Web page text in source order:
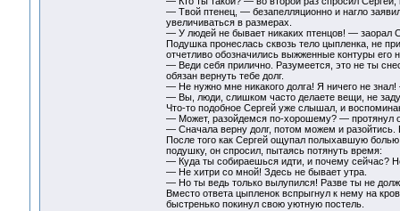
— Твой птенец, — безапелляционно и нагло
увеличиваться в размерах.
— У людей не бывает никаких птенцов! — заорал
Подушка пронеслась сквозь тело цыпленка, не
отчетливо обозначились выжженные контуры его
— Веди себя прилично. Разумеется, это не ты
обязан вернуть тебе долг.
— Не нужно мне никакого долга! Я ничего не
— Вы, люди, слишком часто делаете вещи, не
Что-то подобное Сергей уже слышал, и
— Может, разойдемся по-хорошему? — протянул
— Сначала верну долг, потом можем и разойтись.
После того как Сергей ощупал полыхавшую
подушку, он спросил, пытаясь потянуть время:
— Куда ты собираешься идти, и почему сейчас?
— Не хитри со мной! Здесь не бывает утра.
— Но ты ведь только вылупился! Разве ты не
Вместо ответа цыпленок вспрыгнул к нему на
быстренько покинул свою уютную постель.